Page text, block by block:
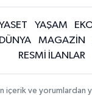
YAŞAM
DÜNYA MAGAZİN
RESMİ İLANLAR
içerik ve yorumlardan